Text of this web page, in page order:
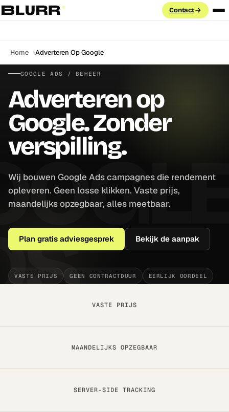
Diensten
PAID ADVERTISING
Google Ads
Search · PMax · Shopping · Demand Gen
Meta Ads
Facebook & Instagram · Advantage+ · CAPI
LinkedIn Ads
ABM · Lead Gen Forms · B2B targeting
GROEI & DATA
Marketing Automation
Klaviyo · HubSpot · e-mail flows
SEO
Technisch · on-page · autoriteit
GA4 · server-side · live dashboards
Aanpak
Blog
FAQ
Contact
Home Adverteren Op Google
GOOGLE ADS / BEHEER
Adverteren op
Google. Zonder
verspilling.
Wij bouwen Google Ads campagnes die rendement
opleveren. Geen losse klikken. Vaste prijs,
maandelijks opzegbaar, alles meetbaar.
Plan gratis adviesgesprek Bekijk de aanpak
VASTE PRIJS GEEN CONTRACTDUUR EERLIJK OORDEEL
VASTE PRIJS
MAANDELIJKS OPZEGBAAR
SERVER-SIDE TRACKING